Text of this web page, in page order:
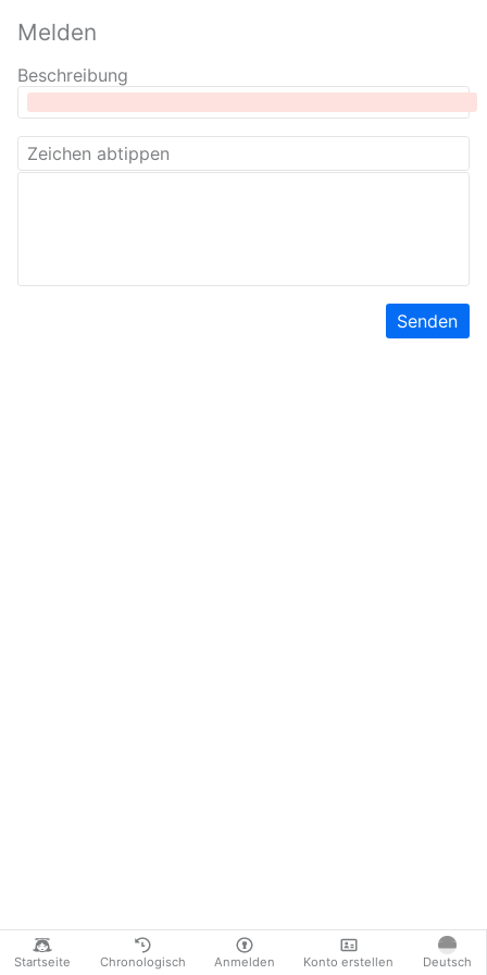
Startseite Chronologisch Anmelden Konto erstellen Deutsch
Melden
Beschreibung
Senden